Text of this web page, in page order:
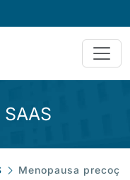
Menopausa precoç